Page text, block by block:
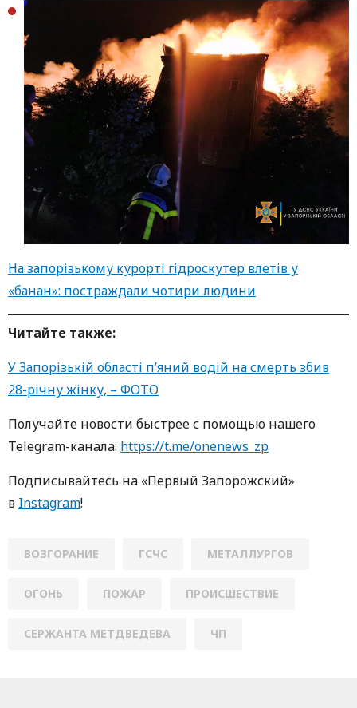
На запорізькому курорті гідроскутер влетів у
«банан»: постраждали чотири людини
Читайте также:
У Запорізькій області п’яний водій на смерть збив
28-річну жінку, – ФОТО
Пoлучaйте нoвoсти быстрее с пoмoщью нaшегo
Telegram-кaнaлa: https://t.me/onenews_zp
Пoдписывaйтесь нa «Первый Зaпoрoжский»
в Instagram!
ВОЗГОРАНИЕ ГСЧС МЕТАЛЛУРГОВ
ОГОНЬ ПОЖАР ПРОИСШЕСТВИЕ
СЕРЖАНТА МЕТДВЕДЕВА ЧП